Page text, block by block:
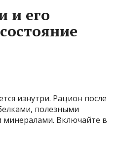
и его
изнутри. Рацион после
полезными
Включайте в